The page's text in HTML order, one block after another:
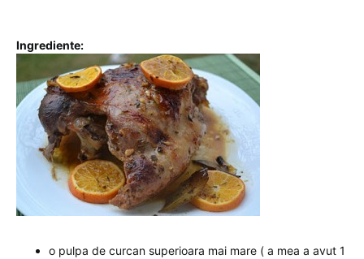
Ingrediente:
o pulpa de curcan superioara mai mare ( a mea a avut 1